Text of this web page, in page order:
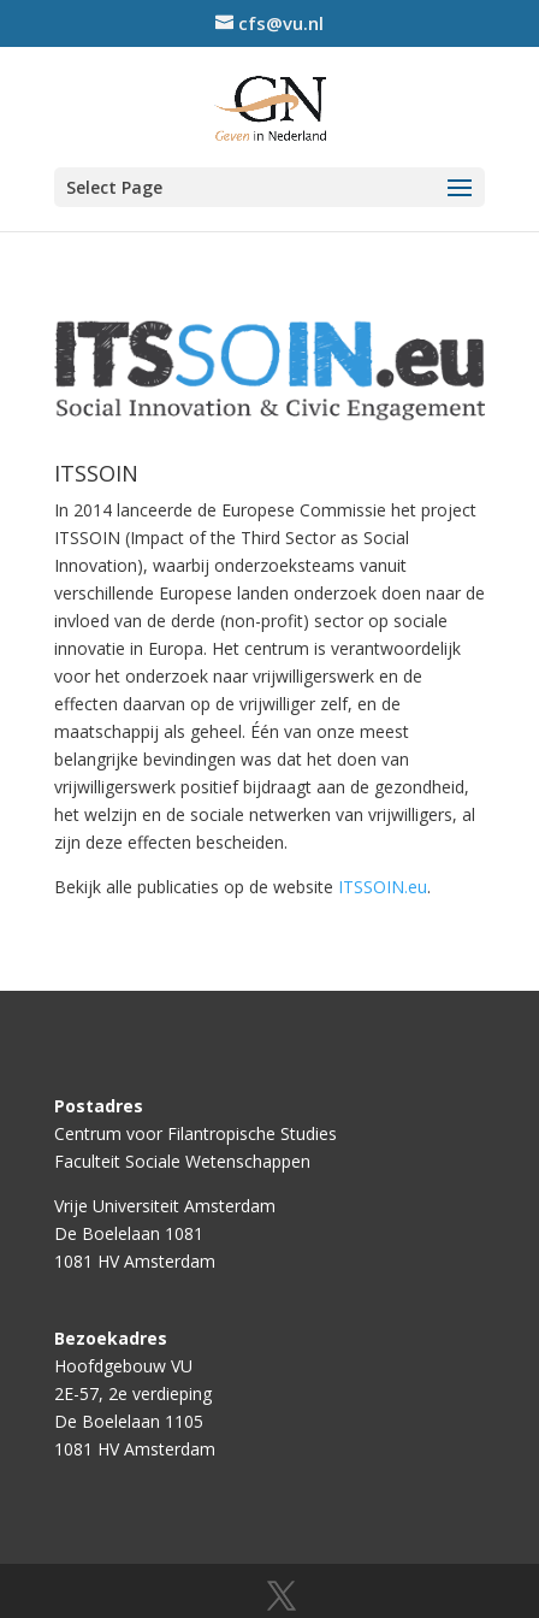
cfs@vu.nl
Select Page
ITSSOIN
In 2014 lanceerde de Europese Commissie het project
ITSSOIN (Impact of the Third Sector as Social
Innovation), waarbij onderzoeksteams vanuit
verschillende Europese landen onderzoek doen naar de
invloed van de derde (non-profit) sector op sociale
innovatie in Europa. Het centrum is verantwoordelijk
voor het onderzoek naar vrijwilligerswerk en de
effecten daarvan op de vrijwilliger zelf, en de
maatschappij als geheel. Één van onze meest
belangrijke bevindingen was dat het doen van
vrijwilligerswerk positief bijdraagt aan de gezondheid,
het welzijn en de sociale netwerken van vrijwilligers, al
zijn deze effecten bescheiden.
Bekijk alle publicaties op de website ITSSOIN.eu.
Postadres
Centrum voor Filantropische Studies
Faculteit Sociale Wetenschappen
Vrije Universiteit Amsterdam
De Boelelaan 1081
1081 HV Amsterdam
Bezoekadres
Hoofdgebouw VU
2E-57, 2e verdieping
De Boelelaan 1105
1081 HV Amsterdam